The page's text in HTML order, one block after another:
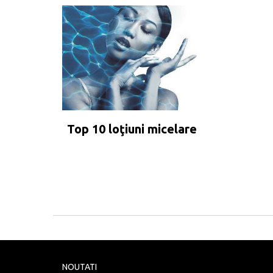
Top 10 loţiuni micelare
NOUTATI